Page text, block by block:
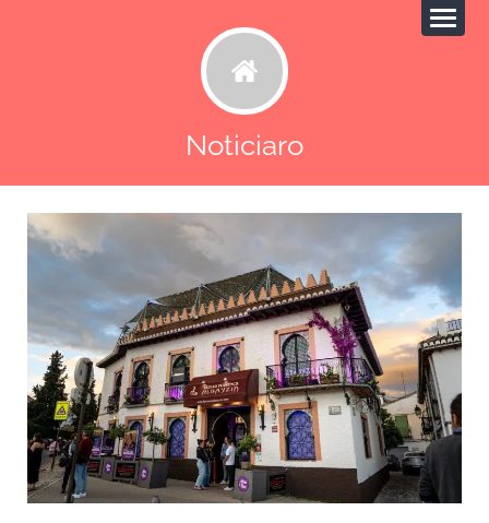
Noticiaro